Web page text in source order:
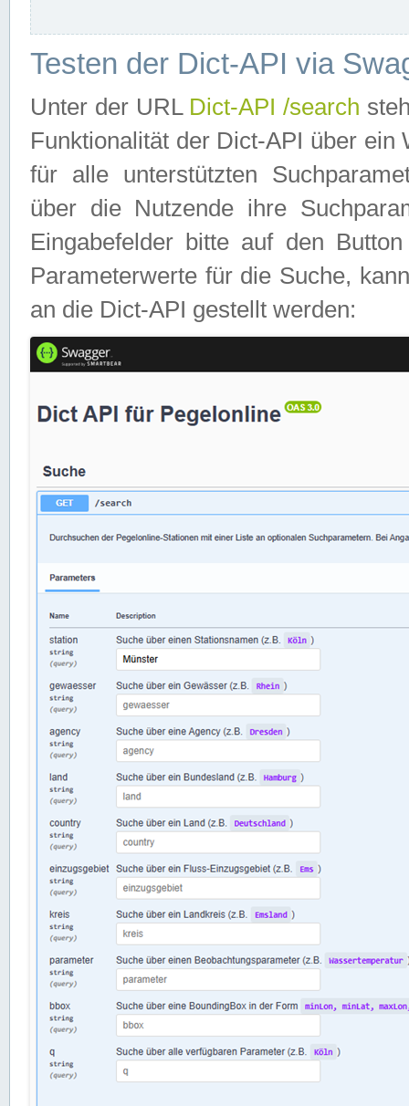
Testen der Dict-API via
Unter der URL Dict-API /search
Funktionalität der Dict-API über
für alle unterstützten
über die Nutzende ihre
Eingabefelder bitte auf den
Parameterwerte für die Suche,
an die Dict-API gestellt werden: